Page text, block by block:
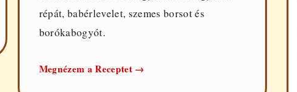
répát, babérlevelet, szemes borsot és
borókabogyót.
Megnézem a Receptet Húsvéti
→